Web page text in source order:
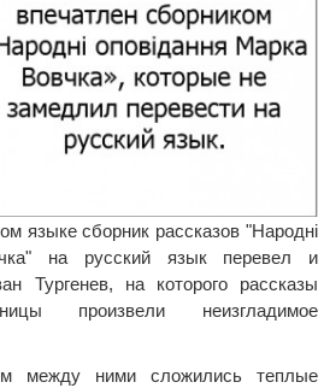
языке сборник рассказов "Народнi
на русский язык перевел и
Тургенев, на которого рассказы
произвели неизгладимое
между ними сложились теплые